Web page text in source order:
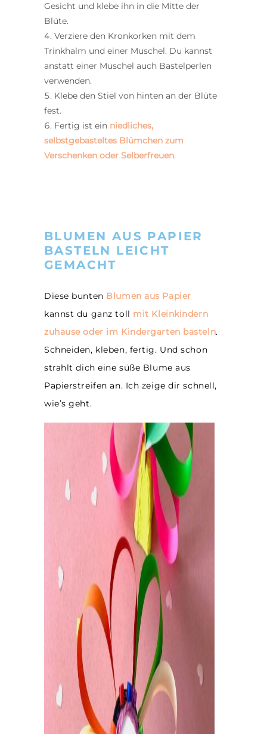
Gesicht und klebe ihn in die Mitte der
Blüte.
Verziere den Kronkorken mit dem
Trinkhalm und einer Muschel. Du kannst
anstatt einer Muschel auch Bastelperlen
verwenden.
Klebe den Stiel von hinten an der Blüte
fest.
Fertig ist ein niedliches,
selbstgebasteltes Blümchen zum
Verschenken oder Selberfreuen.
BLUMEN AUS PAPIER
BASTELN LEICHT
GEMACHT
Diese bunten Blumen aus Papier
kannst du ganz toll mit Kleinkindern
zuhause oder im Kindergarten basteln.
Schneiden, kleben, fertig. Und schon
strahlt dich eine süße Blume aus
Papierstreifen an. Ich zeige dir schnell,
wie’s geht.